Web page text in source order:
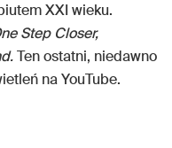
XXI wieku.
Step Closer,
Ten ostatni, niedawno
na YouTube.